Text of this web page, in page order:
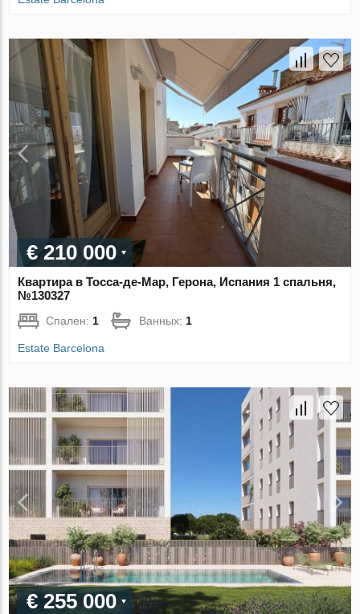
€ 210 000
Квартира в Тосса-де-Мар, Герона, Испания 1 спальня,
№130327
Спален: 1 Ванных: 1
Estate Barcelona
€ 255 000